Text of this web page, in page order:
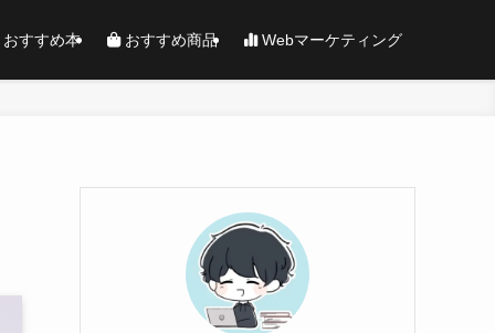
おすすめ本 おすすめ商品 Webマーケティング